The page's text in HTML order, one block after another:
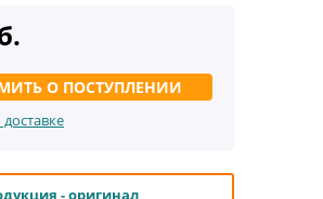
О ПОСТУПЛЕНИИ
- оригинал